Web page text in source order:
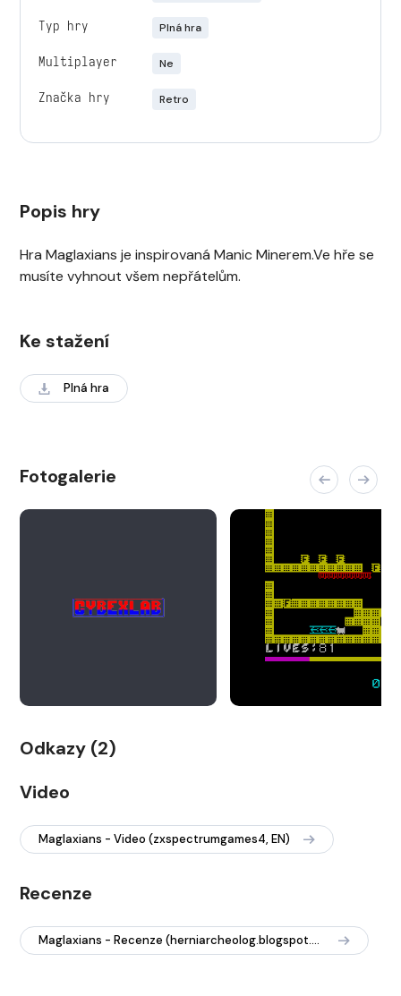
Typ hry Plná hra
Multiplayer Ne
Značka hry Retro
Popis hry
Hra Maglaxians je inspirovaná Manic Minerem.Ve hře se
musíte vyhnout všem nepřátelům.
Ke stažení
Plná hra
Fotogalerie
Odkazy (2)
Video
Maglaxians - Video (zxspectrumgames4, EN)
Recenze
Maglaxians - Recenze (herniarcheolog.blogspot.com, UgraUgra)